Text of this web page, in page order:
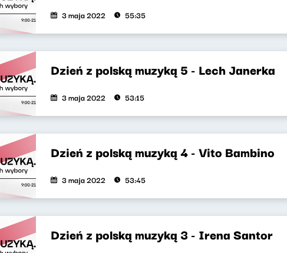
3 maja 2022 55:35
Dzień z polską muzyką 5 - Lech Janerka
3 maja 2022 53:15
Dzień z polską muzyką 4 - Vito Bambino
3 maja 2022 53:45
Dzień z polską muzyką 3 - Irena Santor